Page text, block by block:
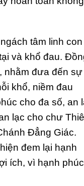
tâm linh con
và khổ đau.
nhằm đưa đến sự
khổ, niềm đau
cho đa số, an
lạc cho chư
Ðẳng Giác.
đem lại hạnh
ích, vì hạnh